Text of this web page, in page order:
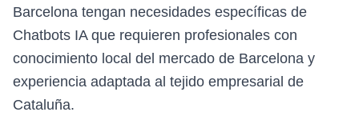
Barcelona tengan necesidades específicas de
Chatbots IA que requieren profesionales con
conocimiento local del mercado de Barcelona y
experiencia adaptada al tejido empresarial de
Cataluña.